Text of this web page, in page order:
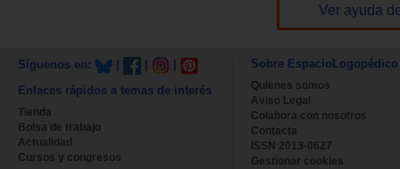
Ver ayuda
Síguenos en:
Enlaces rápidos a temas de interés
Tienda
Bolsa de trabajo
Actualidad
Cursos y congresos
Sobre EspacioLogopédico
Quienes somos
Aviso Legal
Colabora con nosotros
Contacta
ISSN 2013-0627
Gestionar cookies